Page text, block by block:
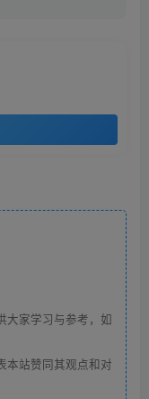
大家学习与参考，如
本站赞同其观点和对